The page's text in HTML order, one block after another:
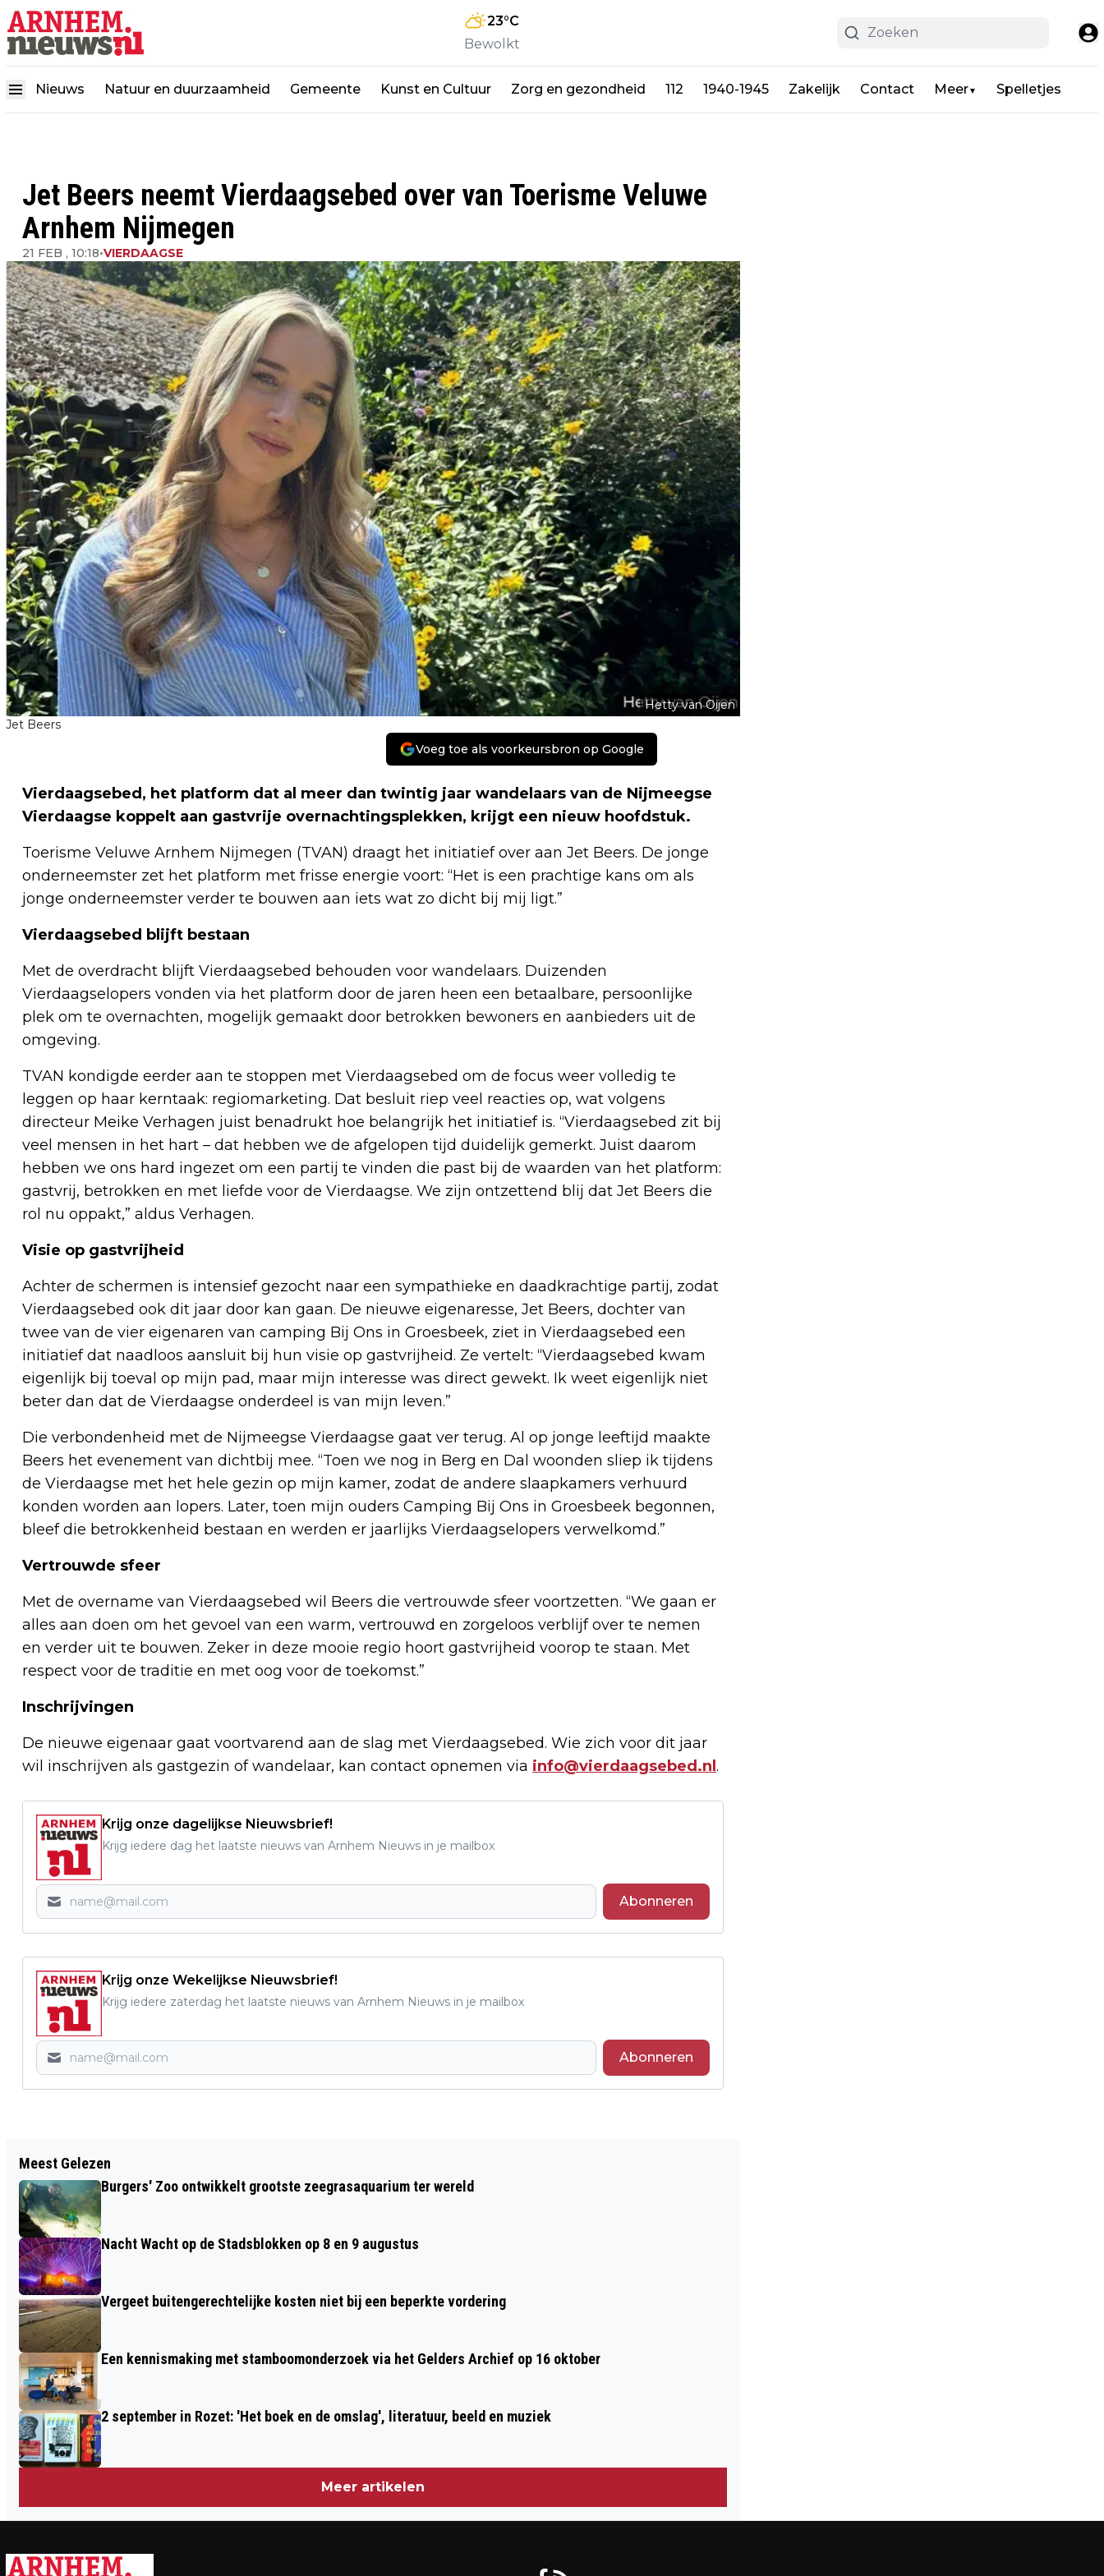
23°C
Bewolkt
Nieuws Natuur en duurzaamheid Gemeente Kunst en Cultuur Zorg en gezondheid 112 1940-1945 Zakelijk Contact Meer▼ Spelletjes
Jet Beers neemt Vierdaagsebed over van Toerisme Veluwe
Arnhem Nijmegen
21 FEB , 10:18•VIERDAAGSE
Hetty van Oijen
Jet Beers
Voeg toe als voorkeursbron op Google
Vierdaagsebed, het platform dat al meer dan twintig jaar wandelaars van de Nijmeegse
Vierdaagse koppelt aan gastvrije overnachtingsplekken, krijgt een nieuw hoofdstuk.
Toerisme Veluwe Arnhem Nijmegen (TVAN) draagt het initiatief over aan Jet Beers. De jonge
onderneemster zet het platform met frisse energie voort: “Het is een prachtige kans om als
jonge onderneemster verder te bouwen aan iets wat zo dicht bij mij ligt.”
Vierdaagsebed blijft bestaan
Met de overdracht blijft Vierdaagsebed behouden voor wandelaars. Duizenden
Vierdaagselopers vonden via het platform door de jaren heen een betaalbare, persoonlijke
plek om te overnachten, mogelijk gemaakt door betrokken bewoners en aanbieders uit de
omgeving.
TVAN kondigde eerder aan te stoppen met Vierdaagsebed om de focus weer volledig te
leggen op haar kerntaak: regiomarketing. Dat besluit riep veel reacties op, wat volgens
directeur Meike Verhagen juist benadrukt hoe belangrijk het initiatief is. “Vierdaagsebed zit bij
veel mensen in het hart – dat hebben we de afgelopen tijd duidelijk gemerkt. Juist daarom
hebben we ons hard ingezet om een partij te vinden die past bij de waarden van het platform:
gastvrij, betrokken en met liefde voor de Vierdaagse. We zijn ontzettend blij dat Jet Beers die
rol nu oppakt,” aldus Verhagen.
Visie op gastvrijheid
Achter de schermen is intensief gezocht naar een sympathieke en daadkrachtige partij, zodat
Vierdaagsebed ook dit jaar door kan gaan. De nieuwe eigenaresse, Jet Beers, dochter van
twee van de vier eigenaren van camping Bij Ons in Groesbeek, ziet in Vierdaagsebed een
initiatief dat naadloos aansluit bij hun visie op gastvrijheid. Ze vertelt: “Vierdaagsebed kwam
eigenlijk bij toeval op mijn pad, maar mijn interesse was direct gewekt. Ik weet eigenlijk niet
beter dan dat de Vierdaagse onderdeel is van mijn leven.”
Die verbondenheid met de Nijmeegse Vierdaagse gaat ver terug. Al op jonge leeftijd maakte
Beers het evenement van dichtbij mee. “Toen we nog in Berg en Dal woonden sliep ik tijdens
de Vierdaagse met het hele gezin op mijn kamer, zodat de andere slaapkamers verhuurd
konden worden aan lopers. Later, toen mijn ouders Camping Bij Ons in Groesbeek begonnen,
bleef die betrokkenheid bestaan en werden er jaarlijks Vierdaagselopers verwelkomd.”
Vertrouwde sfeer
Met de overname van Vierdaagsebed wil Beers die vertrouwde sfeer voortzetten. “We gaan er
alles aan doen om het gevoel van een warm, vertrouwd en zorgeloos verblijf over te nemen
en verder uit te bouwen. Zeker in deze mooie regio hoort gastvrijheid voorop te staan. Met
respect voor de traditie en met oog voor de toekomst.”
Inschrijvingen
De nieuwe eigenaar gaat voortvarend aan de slag met Vierdaagsebed. Wie zich voor dit jaar
wil inschrijven als gastgezin of wandelaar, kan contact opnemen via info@vierdaagsebed.nl .
Krijg onze dagelijkse Nieuwsbrief!
Krijg iedere dag het laatste nieuws van Arnhem Nieuws in je mailbox
Abonneren
Krijg onze Wekelijkse Nieuwsbrief!
Krijg iedere zaterdag het laatste nieuws van Arnhem Nieuws in je mailbox
Abonneren
RADBOUD ONDERZOEK: JONGEREN OVER
SOCIAL MEDIA: 'LUISTER OOK NAAR
ONS'
TOEKOMST VAN WOII-HERINNERING
Meest Gelezen
Burgers' Zoo ontwikkelt grootste zeegrasaquarium ter wereld
Nacht Wacht op de Stadsblokken op 8 en 9 augustus
Vergeet buitengerechtelijke kosten niet bij een beperkte vordering
Een kennismaking met stamboomonderzoek via het Gelders Archief op 16 oktober
2 september in Rozet: 'Het boek en de omslag', literatuur, beeld en muziek
Meer artikelen